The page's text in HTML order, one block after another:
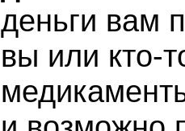
деньги вам
вы или кто-